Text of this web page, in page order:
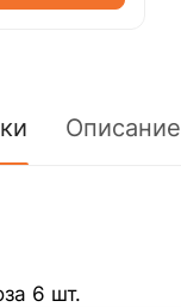
Описание
6 шт.